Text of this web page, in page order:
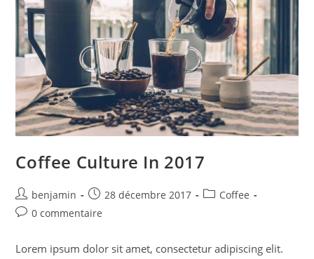
Coffee Culture In 2017
benjamin 28 décembre 2017
Coffee
0 commentaire
Lorem ipsum dolor sit amet, consectetur adipiscing elit.